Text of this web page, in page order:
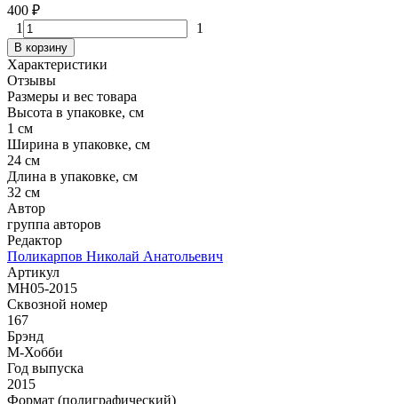
400 ₽
1
1
В корзину
Характеристики
Отзывы
Размеры и вес товара
Высота в упаковке, см
1 см
Ширина в упаковке, см
24 см
Длина в упаковке, см
32 см
Автор
группа авторов
Редактор
Поликарпов Николай Анатольевич
Артикул
MH05-2015
Сквозной номер
167
Брэнд
М-Хобби
Год выпуска
2015
Формат (полиграфический)